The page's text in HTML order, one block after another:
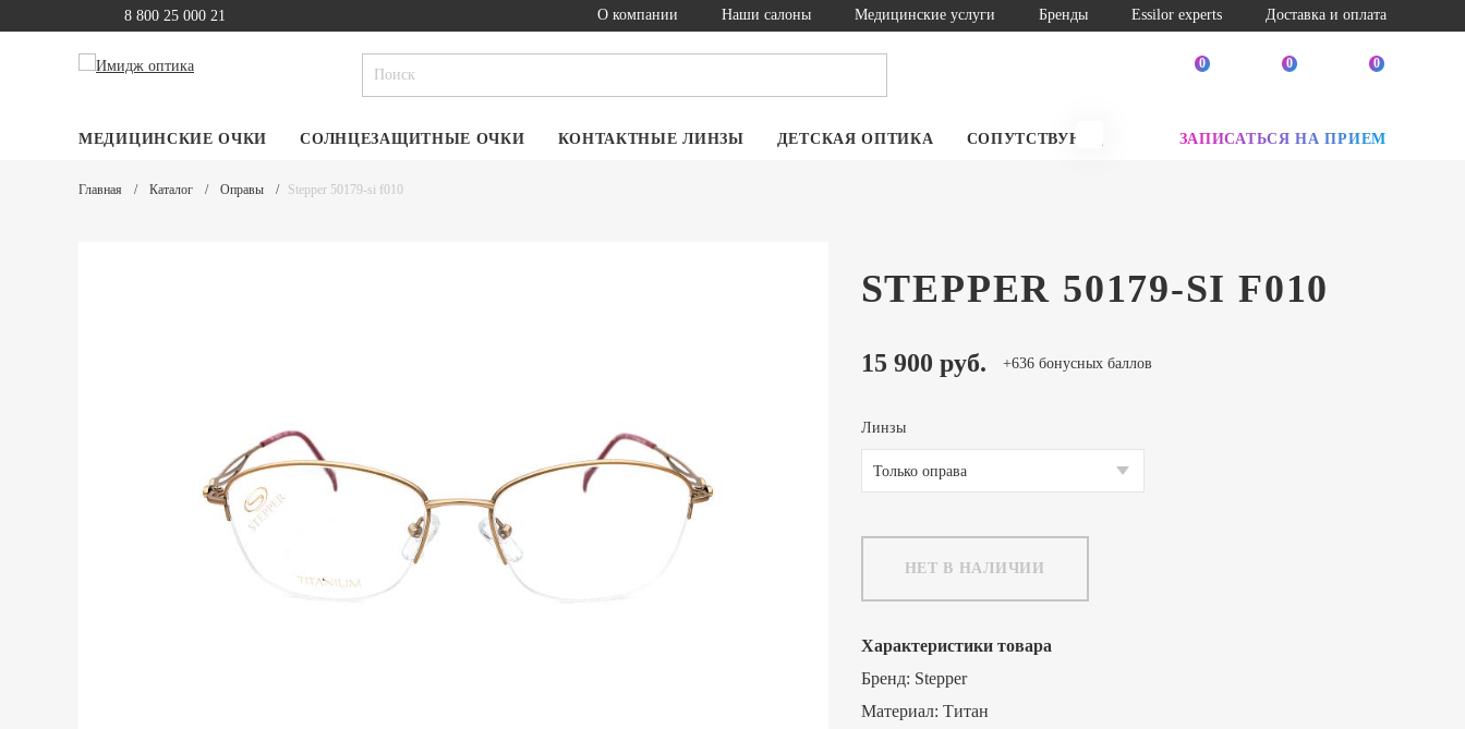
8 800 25 000 21 О компании Наши салоны Медицинские услуги Бренды Essilor experts Доставка и оплата
0 0 0
МЕДИЦИНСКИЕ ОЧКИ СОЛНЦЕЗАЩИТНЫЕ ОЧКИ КОНТАКТНЫЕ ЛИНЗЫ ДЕТСКАЯ ОПТИКА СОПУТСТВУЮЩИЕ ТОВАРЫ SALE
ЗАПИСАТЬСЯ НА ПРИЕМ
Главная Каталог Оправы Stepper 50179-si f010
STEPPER 50179-SI F010
15 900 руб. +636 бонусных баллов
Линзы
Только оправа
НЕТ В НАЛИЧИИ
Характеристики товара
Бренд: Stepper
Материал: Титан